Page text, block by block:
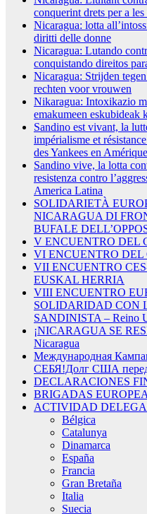
conquerint drets per a les
Nicaragua: lotta
diritti delle donne
Nicaragua: Lutando
conquistando direitos
Nicaragua: Strijden
rechten voor vrouwen
Nikaragua: Intoxikazio
emakumeen eskubideak
Sandino est vivant, la
impérialisme et
des Yankees en
Sandino vive, la lotta
resistenza contro
America Latina
SOLIDARIETÀ
NICARAGUA DI
BUFALE
V ENCUENTRO DEL
VI ENCUENTRO DEL
VII ENCUENTRO
EUSKAL HERRIA
VIII ENCUENTRO
SOLIDARIDAD CON
SANDINISTA – Reino
¡NICARAGUA SE
Nicaragua
Международная
СЕБЯ!Долг США перед
DECLARACIONES
BRIGADAS
ACTIVIDAD
Bélgica
Catalunya
Dinamarca
España
Francia
Gran Bretaña
Italia
Suecia